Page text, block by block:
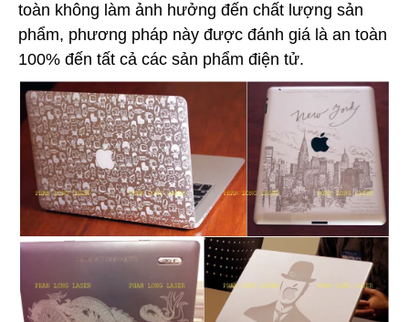
toàn không làm ảnh hưởng đến chất lượng sản
phẩm, phương pháp này được đánh giá là an toàn
100% đến tất cả các sản phẩm điện tử.